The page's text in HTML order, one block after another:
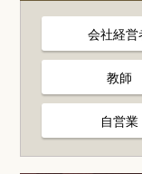
会社経営
教師
自営業